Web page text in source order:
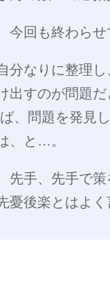
回も終わらせ
分なりに整理
出すのが問題
、問題を発見
、と…。
先手、先手で
後楽とはよ